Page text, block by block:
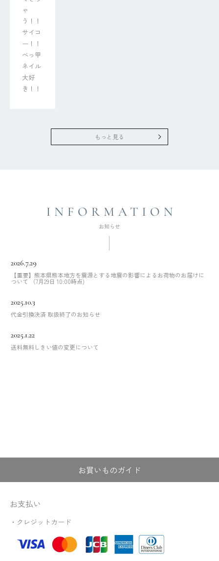
ゃ
う！！
サイコ
ー！！
べっ甲
ネイル
大好
き！！
もっと見る
2026.7.29
【重要】熊本県熊本地方を震源とする地震の影響によるお荷物のお届けに
ついて （7月29日 10:00時点)
2025.10.3
代金引換決済 取扱終了のお知らせ
2025.1.22
送料無料しきい値の変更について
お買いものガイド
お支払い
・クレジットカード